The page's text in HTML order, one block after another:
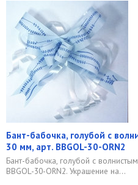
Бант-бабочка, голубой с
30 мм, арт. BBGOL-30-ORN2
Бант-бабочка, голубой с
BBGOL-30-ORN2. Украшение на...